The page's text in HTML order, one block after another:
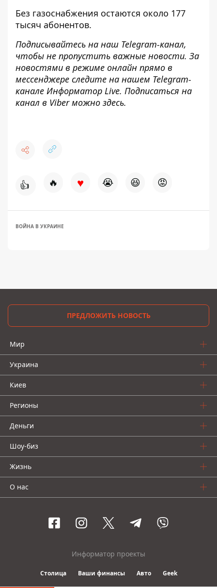
Без газоснабжения остаются около 177
тысяч абонентов.
Подписывайтесь на наш Telegram-канал,
чтобы не пропустить важные новости. За
новостями в режиме онлайн прямо в
мессенджере следите на нашем Telegram-
канале Информатор Live. Подписаться на
канал в Viber можно здесь.
👍 🔥 ♥ 😭 😆 😡
ВОЙНА В УКРАИНЕ
ПРЕДЛОЖИТЬ НОВОСТЬ
Мир
Украина
Киев
Регионы
Деньги
Шоу-биз
Жизнь
О нас
Информатор проекты
Столица Ваши финансы Авто Geek